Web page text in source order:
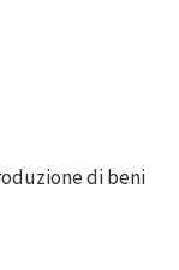
di beni